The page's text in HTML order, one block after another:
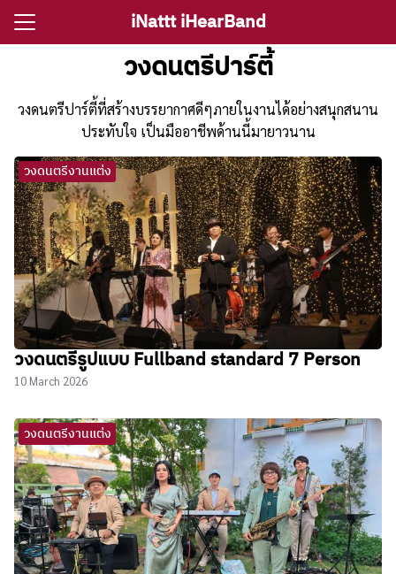
Skip
iNattt iHearBand
รีงานแต่ง
งานเลี้ยง
จราคาวงดนตรี
ไอนัท The Voice
iNattt
Search วงดนตรีปาร์ตี้
วงดนตรีปาร์ตี้ที่สร้างบรรยากาศดีๆภายในงานได้อย่างสนุกสนาน
ประทับใจ เป็นมืออาชีพด้านนี้มายาวนาน
วงดนตรีงานแต่ง
วงดนตรีรูปแบบ Fullband standard 7 Person
10 March 2026
วงดนตรีงานแต่ง